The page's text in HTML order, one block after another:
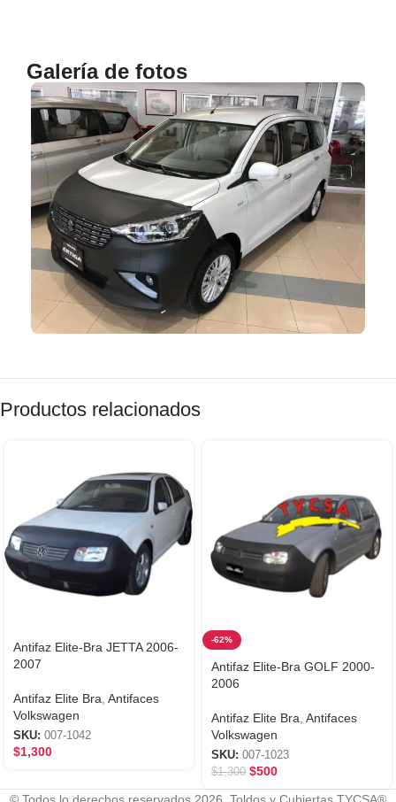
Galería de fotos
Productos relacionados
Antifaz Elite-Bra JETTA 2006-
2007
Antifaz Elite Bra Antifaces
Volkswagen
SKU: 007-1042
$1,300
-62%
Antifaz Elite-Bra GOLF 2000-
2006
Antifaz Elite Bra Antifaces
Volkswagen
SKU: 007-1023
$1,300 $500